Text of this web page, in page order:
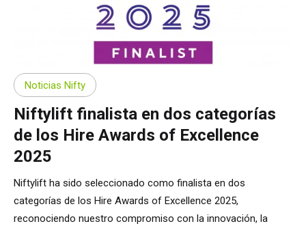
Noticias Nifty
Niftylift finalista en dos categorías
de los Hire Awards of Excellence
2025
Niftylift ha sido seleccionado como finalista en dos
categorías de los Hire Awards of Excellence 2025,
reconociendo nuestro compromiso con la innovación, la